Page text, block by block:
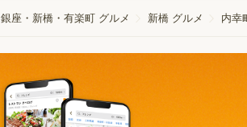
銀座・新橋・有楽町 グルメ 新橋 グルメ 内幸